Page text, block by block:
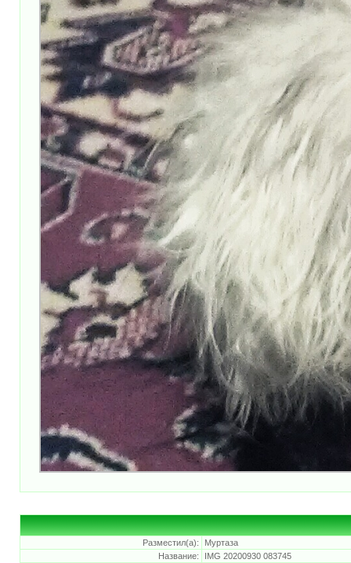
Разместил(а):
Муртаза
Название:
IMG 20200930 083745